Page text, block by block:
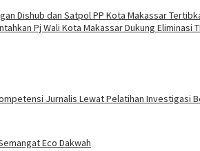
Dishub dan Satpol PP Kota Makassar
Pj Wali Kota Makassar Dukung Eliminasi
Jurnalis Lewat Pelatihan Investigasi
Eco Dakwah